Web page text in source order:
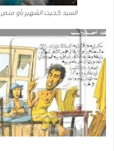
السيد كحيت الشهير بأو منص